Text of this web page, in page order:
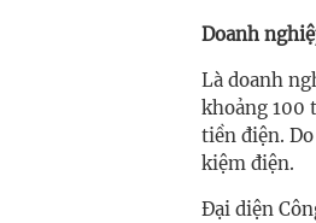
Doanh
Là doanh
khoảng 100
tiền điện.
kiệm điện.
Đại diện